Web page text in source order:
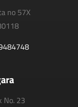
no 57X
No. 23